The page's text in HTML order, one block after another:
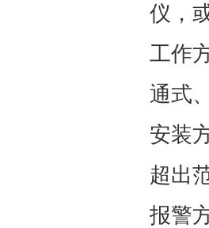
仪，
工作
通式
安装
超出
报警